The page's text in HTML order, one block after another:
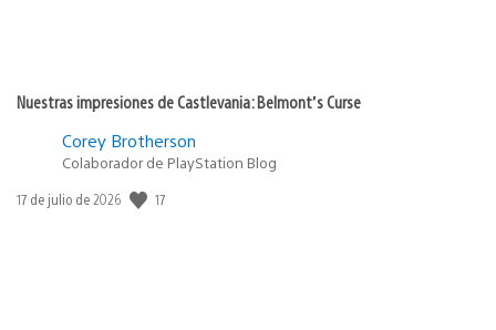
Nuestras impresiones de Castlevania: Belmont’s Curse
Corey Brotherson
Colaborador de PlayStation Blog
Fecha
17 de julio de 2026 17